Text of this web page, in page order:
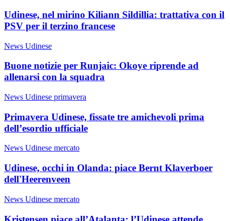
Udinese, nel mirino Kiliann Sildillia: trattativa con il
PSV per il terzino francese
News Udinese
Buone notizie per Runjaic: Okoye riprende ad
allenarsi con la squadra
News Udinese primavera
Primavera Udinese, fissate tre amichevoli prima
dell’esordio ufficiale
News Udinese mercato
Udinese, occhi in Olanda: piace Bernt Klaverboer
dell'Heerenveen
News Udinese mercato